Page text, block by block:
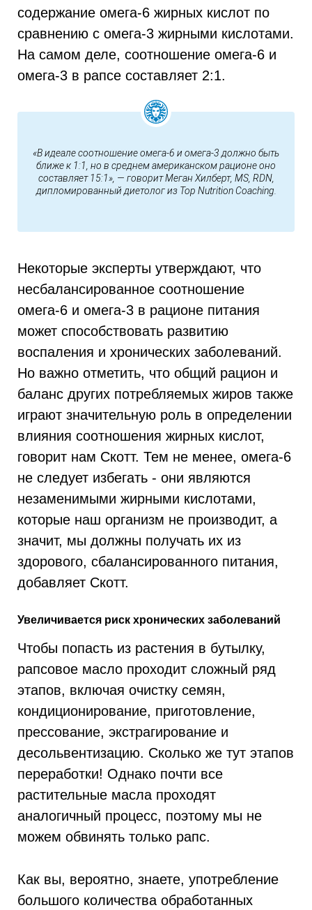
содержание омега-6 жирных кислот по
сравнению с омега-3 жирными кислотами.
На самом деле, соотношение омега-6 и
омега-3 в рапсе составляет 2:1.
«В идеале соотношение омега-6 и омега-3 должно быть
ближе к 1:1, но в среднем американском рационе оно
составляет 15:1», — говорит Меган Хилберт, MS, RDN,
дипломированный диетолог из Top Nutrition Coaching.
Некоторые эксперты утверждают, что
несбалансированное соотношение
омега-6 и омега-3 в рационе питания
может способствовать развитию
воспаления и хронических заболеваний.
Но важно отметить, что общий рацион и
баланс других потребляемых жиров также
играют значительную роль в определении
влияния соотношения жирных кислот,
говорит нам Скотт. Тем не менее, омега-6
не следует избегать - они являются
незаменимыми жирными кислотами,
которые наш организм не производит, а
значит, мы должны получать их из
здорового, сбалансированного питания,
добавляет Скотт.
Увеличивается риск хронических заболеваний
Чтобы попасть из растения в бутылку,
рапсовое масло проходит сложный ряд
этапов, включая очистку семян,
кондиционирование, приготовление,
прессование, экстрагирование и
десольвентизацию. Сколько же тут этапов
переработки! Однако почти все
растительные масла проходят
аналогичный процесс, поэтому мы не
можем обвинять только рапс.
Как вы, вероятно, знаете, употребление
большого количества обработанных